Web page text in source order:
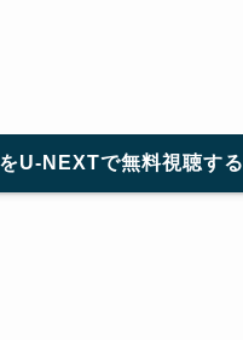
U-NEXTで無料視聴する